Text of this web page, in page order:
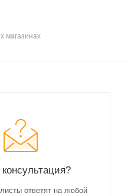
магазинах
ответят на любой